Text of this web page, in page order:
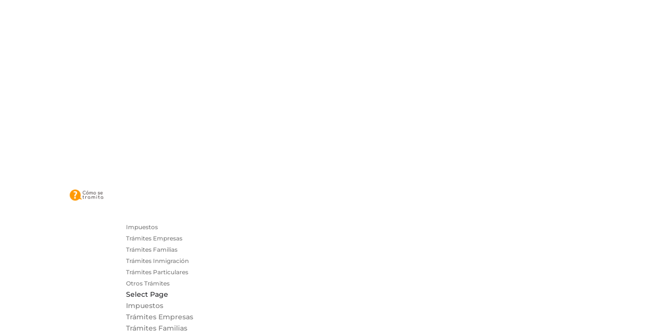
Impuestos
Trámites Empresas
Trámites Familias
Trámites Inmigración
Trámites Particulares
Otros Trámites
Select Page
Impuestos
Trámites Empresas
Trámites Familias